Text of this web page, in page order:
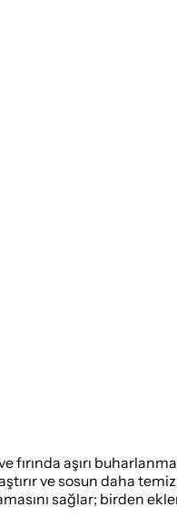
fırında aşırı
ve sosun daha
sağlar; birden